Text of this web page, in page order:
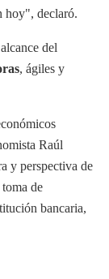
hoy", declaró.
del
, ágiles y
Raúl
y perspectiva de
de
bancaria,